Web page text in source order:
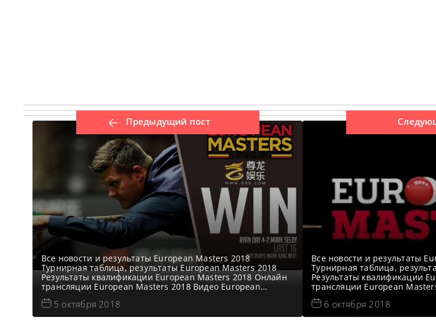
Предыдущий пост
Все новости и результаты European Masters 2018
Турнирная таблица, результаты European Masters 2018
Результаты квалификации European Masters 2018 Онлайн
трансляции European Masters 2018 Видео European
Masters 2018 Энтони Гамильтон одержал превосходную
победу со счетом 4-3 против Луки Бреселя в 1/8 финала
European Masters. Бресель придерживался той же тактики
5 октября 2018
Все новости и результаты
Турнирная таблица,
Результаты квалификации
трансляции European
Masters 2018 Видеоповторы
Четвертьфинал в записи
— Марк Аллен https://
6 октября 2018